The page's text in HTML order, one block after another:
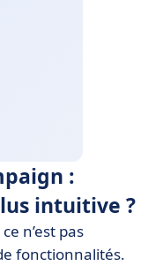
:
intuitive ?
n’est pas
fonctionnalités.